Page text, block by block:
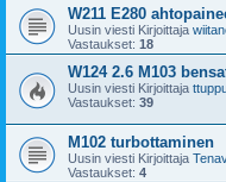
W211 E280
Uusin viesti Kirjoittaja
Vastaukset: 18
W124 2.6 M103
Uusin viesti Kirjoittaja
Vastaukset: 39
M102 turbottaminen
Uusin viesti Kirjoittaja
Vastaukset: 4